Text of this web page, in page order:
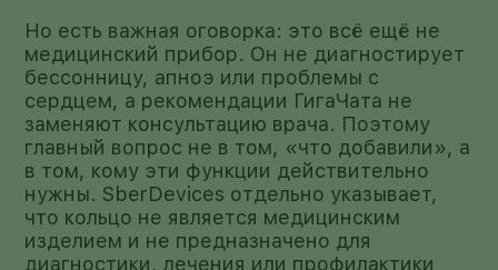
Но есть важная оговорка: это всё ещё не
медицинский прибор. Он не диагностирует
бессонницу, апноэ или проблемы с
сердцем, а рекомендации ГигаЧата не
заменяют консультацию врача. Поэтому
главный вопрос не в том, «что добавили», а
в том, кому эти функции действительно
нужны. SberDevices отдельно указывает,
что кольцо не является медицинским
изделием и не предназначено для
диагностики, лечения или профилактики